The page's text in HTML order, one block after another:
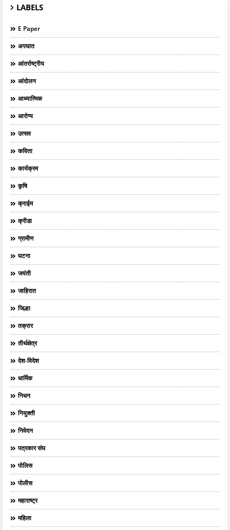
LABELS
E Paper
अपघात
आंतर्राष्ट्रीय
आंदोलन
आध्यात्मिक
आरोग्य
उत्सव
कविता
कार्यक्रम
कृषि
क्राईम
क्रीडा
ग्रामीण
घटना
जयंती
जाहिरात
जिल्हा
तक्रार
तीर्थक्षेत्र
देश-विदेश
धार्मिक
निधन
नियुक्ती
निवेदन
पत्रकार संघ
पोलिस
पोलीस
महाराष्ट्र
महिला